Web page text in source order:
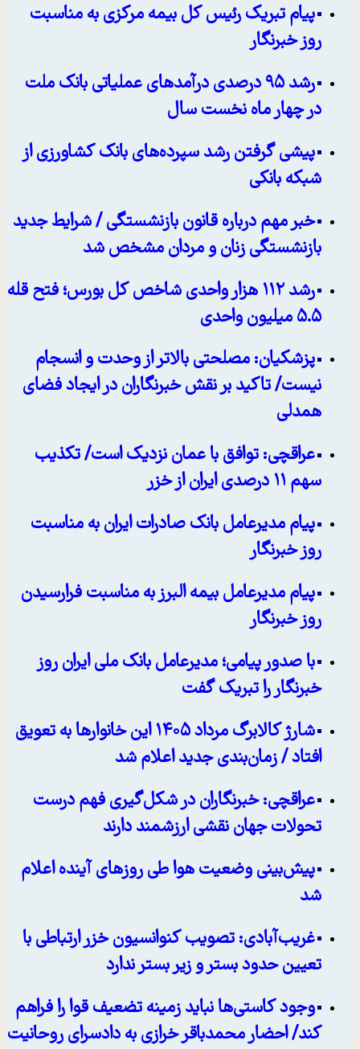
پیام تبریک رئیس کل بیمه مرکزی به مناسبت
روز خبرنگار
رشد ۹۵ درصدی درآمدهای عملیاتی بانک ملت
در چهار ماه نخست سال
پیشی گرفتن رشد سپرده‌های بانک کشاورزی از
شبکه بانکی
خبر مهم درباره قانون بازنشستگی / شرایط جدید
بازنشستگی زنان و مردان مشخص شد
رشد ۱۱۲ هزار واحدی شاخص کل بورس؛ فتح قله
۵.۵ میلیون واحدی
پزشکیان: مصلحتی بالاتر از وحدت و انسجام
نیست/ تاکید بر نقش خبرنگاران در ایجاد فضای
همدلی
عراقچی: توافق با عمان نزدیک است/ تکذیب
سهم ۱۱ درصدی ایران از خزر
پیام مدیرعامل بانک صادرات ایران به مناسبت
روز خبرنگار
پیام مدیرعامل بیمه البرز به مناسبت فرارسیدن
روز خبرنگار
با صدور پیامی؛ مدیرعامل بانک ملی ایران روز
خبرنگار را تبریک گفت
شارژ کالابرگ مرداد ۱۴۰۵ این خانوارها به تعویق
افتاد / زمان‌بندی جدید اعلام شد
عراقچی: خبرنگاران در شکل‌گیری فهم درست
تحولات جهان نقشی ارزشمند دارند
پیش‌بینی وضعیت هوا طی روزهای آینده اعلام
شد
غریب‌آبادی: تصویب کنوانسیون خزر ارتباطی با
تعیین حدود بستر و زیر بستر ندارد
وجود کاستی‌ها نباید زمینه تضعیف قوا را فراهم
کند/ احضار محمدباقر خرازی به دادسرای روحانیت